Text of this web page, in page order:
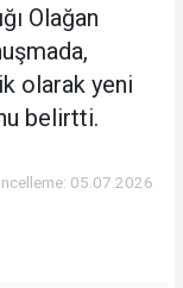
Olağan
olarak yeni
belirtti.
05.07.2026